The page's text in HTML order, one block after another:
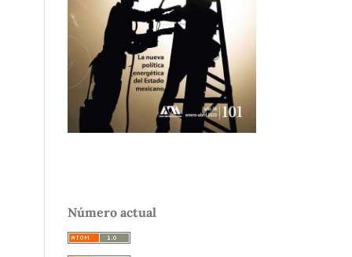
Número actual